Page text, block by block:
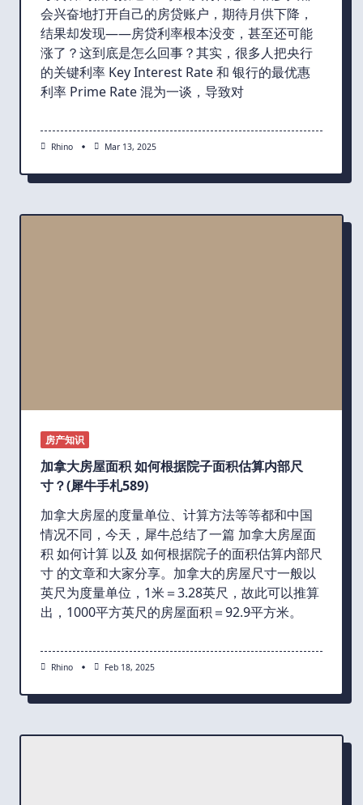
会兴奋地打开自己的房贷账户，期待月供下降，
结果却发现——房贷利率根本没变，甚至还可能
涨了？这到底是怎么回事？其实，很多人把央行
的关键利率 Key Interest Rate 和 银行的最优惠
利率 Prime Rate 混为一谈，导致对
Rhino Mar 13, 2025
房产知识
加拿大房屋面积 如何根据院子面积估算内部尺
寸？(犀牛手札589)
加拿大房屋的度量单位、计算方法等等都和中国
情况不同，今天，犀牛总结了一篇 加拿大房屋面
积 如何计算 以及 如何根据院子的面积估算内部尺
寸 的文章和大家分享。加拿大的房屋尺寸一般以
英尺为度量单位，1米＝3.28英尺，故此可以推算
出，1000平方英尺的房屋面积＝92.9平方米。
Rhino Feb 18, 2025